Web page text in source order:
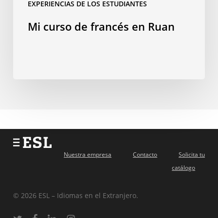
EXPERIENCIAS DE LOS ESTUDIANTES
Mi curso de francés en Ruan
Nuestra empresa Contacto
Solicita tu
catálogo
© 2026 ESL – Idiomas en el Extranjero.